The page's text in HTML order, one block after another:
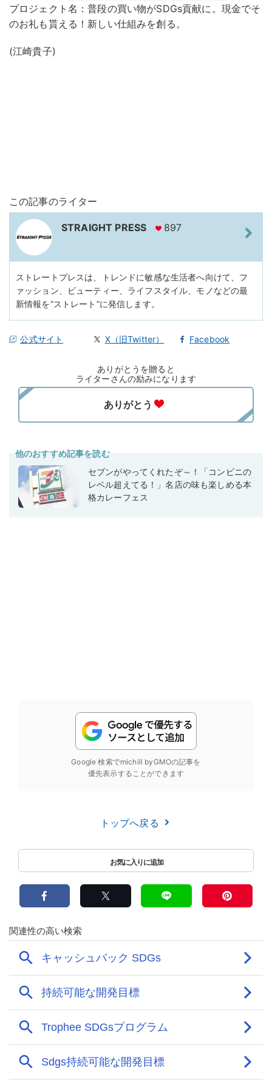
プロジェクト名：普段の買い物がSDGs貢献に。現金でそ
のお礼も貰える！新しい仕組みを創る。
(江崎貴子)
この記事のライター
STRAIGHT PRESS 897
ストレートプレスは、トレンドに敏感な生活者へ向けて、フ
ァッション、ビューティー、ライフスタイル、モノなどの最
新情報を“ストレート”に発信します。
公式サイト X（旧Twitter） Facebook
ありがとうを贈ると
ライターさんの励みになります
他のおすすめ記事を読む
セブンがやってくれたぞ～！「コンビニの
レベル超えてる！」名店の味も楽しめる本
格カレーフェス
Google 検索でmichill byGMOの記事を
優先表示することができます
トップへ戻る